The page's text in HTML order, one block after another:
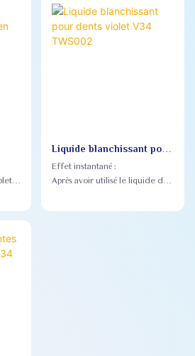
de
Liquide blanchissant pour
dents violet V34 TWS002
Effet instantané :
Après avoir utilisé le liquide de
couleur des dents peut être